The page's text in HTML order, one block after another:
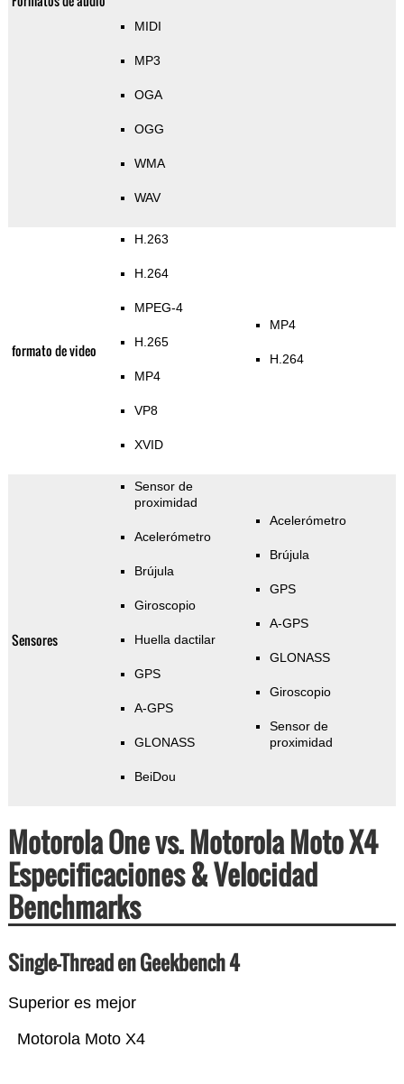
MIDI
MP3
OGA
OGG
WMA
WAV
formato de video
H.263
H.264
MPEG-4
H.265
MP4
VP8
XVID
MP4
H.264
Sensores
Sensor de
proximidad
Acelerómetro
Brújula
Giroscopio
Huella dactilar
GPS
A-GPS
GLONASS
BeiDou
Acelerómetro
Brújula
GPS
A-GPS
GLONASS
Giroscopio
Sensor de
proximidad
Motorola One vs. Motorola Moto X4
Especificaciones & Velocidad
Benchmarks
Single-Thread en Geekbench 4
Superior es mejor
Motorola Moto X4